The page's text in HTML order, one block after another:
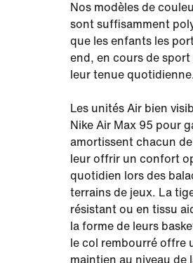
Nos modèles de
sont suffisamment
que les enfants les
end, en cours de sport
leur tenue quotidienne.
Les unités Air bien
Nike Air Max 95 pour
amortissent chacun
leur offrir un confort
quotidien lors des
terrains de jeux. La
résistant ou en tissu
la forme de leurs
le col rembourré offre
maintien au niveau de